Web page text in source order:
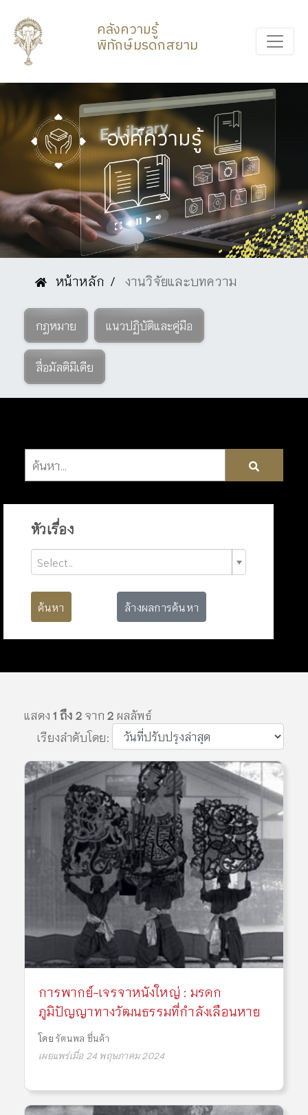
คลังความรู้
พิทักษ์มรดกสยาม
องค์ความรู้
หน้าหลัก งานวิจัยและบทความ
กฎหมาย แนวปฏิบัติและคู่มือ
สื่อมัลติมีเดีย
หัวเรื่อง
Select..
ค้นหา ล้างผลการค้นหา
แสดง1 ถึง 2จาก2 ผลลัพธ์
เรียงลำดับโดย:
การพากย์-เจรจาหนังใหญ่ : มรดก
ภูมิปัญญาทางวัฒนธรรมที่กำลังเลือนหาย
โดย รัตนพล ชื่นค้า
เผยแพร่เมื่อ 24 พฤษภาคม 2024